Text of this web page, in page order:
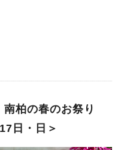
南柏の春のお祭り
日・日＞